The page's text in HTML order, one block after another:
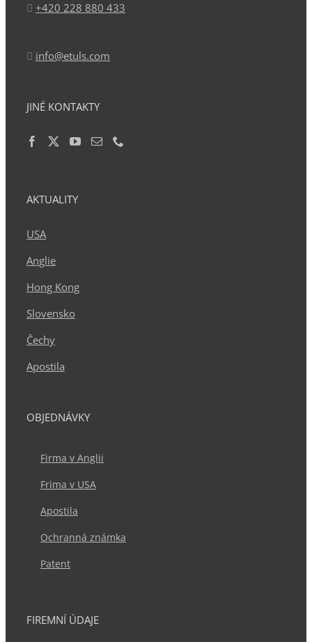
+420 228 880 433
info@etuls.com
JINÉ KONTAKTY
AKTUALITY
USA
Anglie
Hong Kong
Slovensko
Čechy
Apostila
OBJEDNÁVKY
Firma v Anglii
Frima v USA
Apostila
Ochranná známka
Patent
FIREMNÍ ÚDAJE